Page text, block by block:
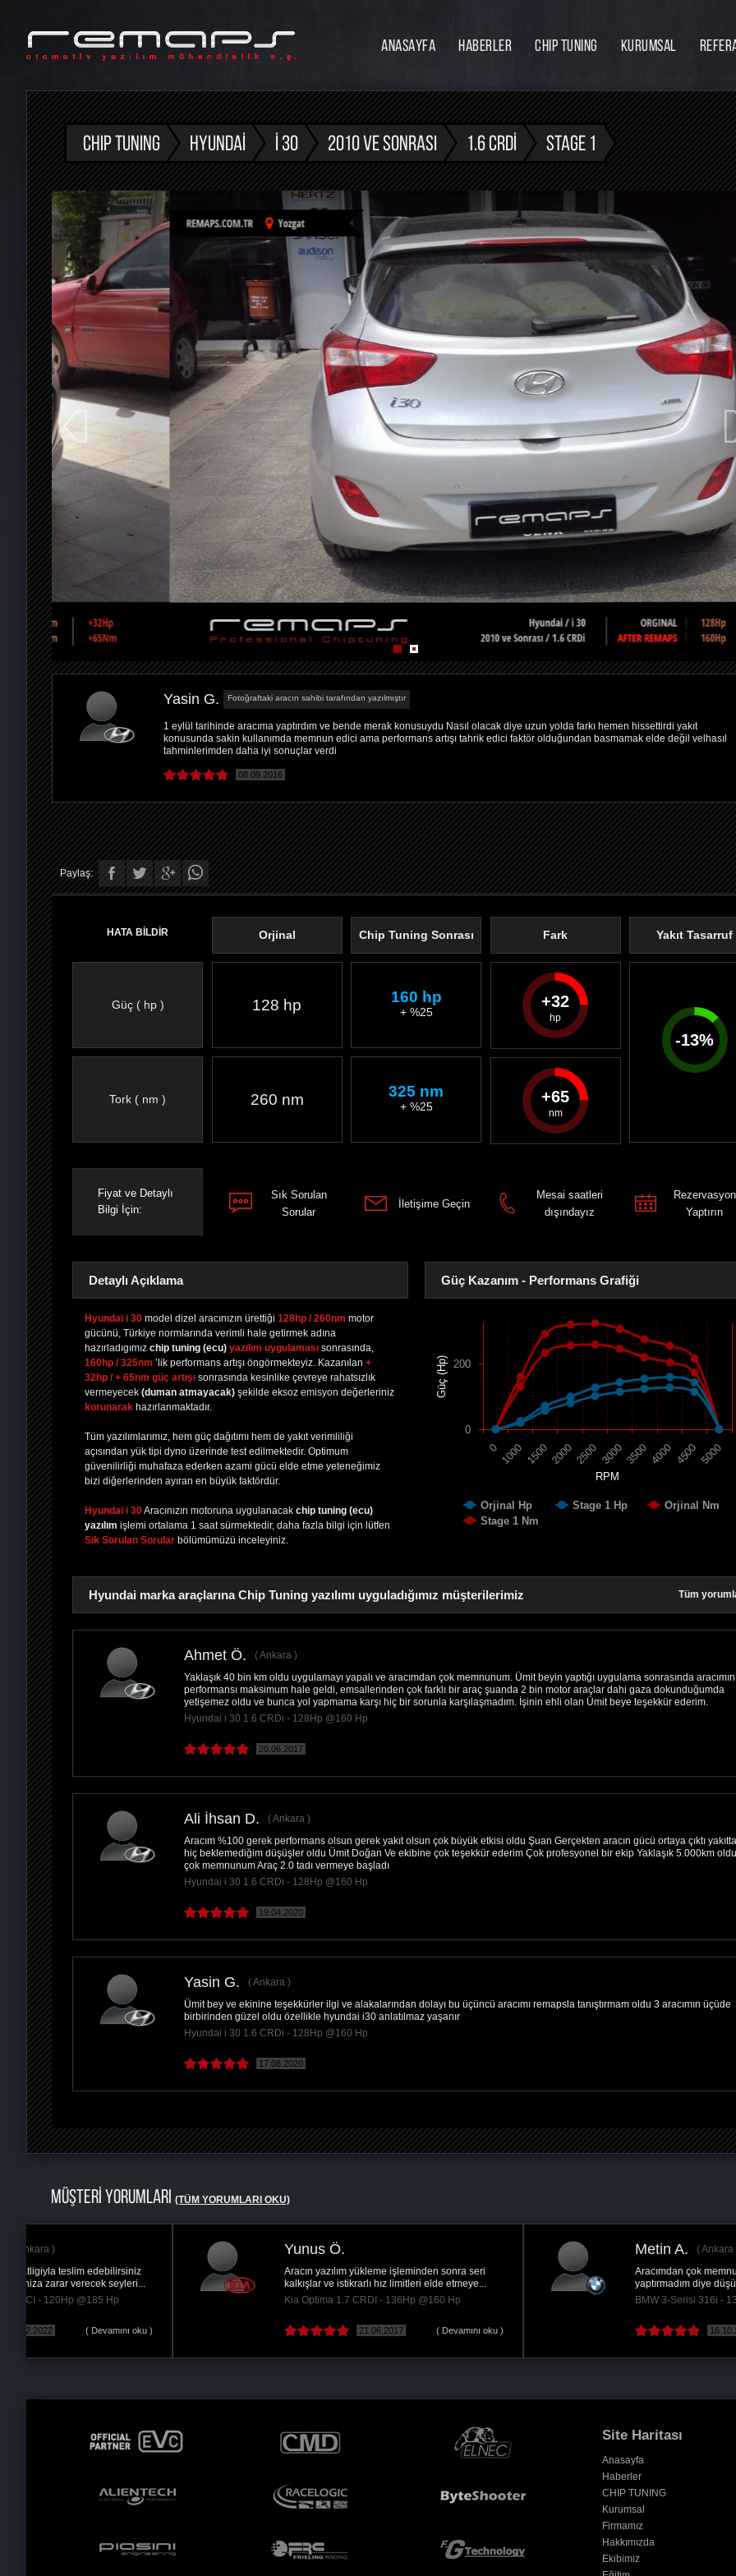
ANASAYFA HABERLER CHIP TUNING KURUMSAL
CHIP TUNING HYUNDAI I 30 2010 VE SONRASI 1.6 CRDI STAGE 1
Yasin G. Fotoğraftaki aracın sahibi tarafından yazılmıştır
1 eylül tarihinde aracıma yaptırdım ve bende merak konusuydu Nasıl olacak diye uzun yolda farkı hemen hissettirdi yakıt
konusunda sakin kullanımda memnun edici ama performans artışı tahrik edici faktör olduğundan basmamak elde değil velhasıl
tahminlerimden daha iyi sonuçlar verdi
08.09.2016
Paylaş:
PAYLAŞPAYLAŞPLUS'TA
PAYLAŞ
PAYLAŞ
HATA BİLDİR
Güç ( hp )
Tork ( nm )
Orjinal
128 hp
260 nm
Chip Tuning Sonrası
160 hp
+ %25
325 nm
+ %25
Fark
32
65
Yakıt Tasarruf
-13%
Fiyat ve Detaylı
Bilgi İçin:
Sık Sorulan
Sorular
İletişime Geçin
Mesai saatleri
dışındayız
Rezervasyon
Yaptırın
Detaylı Açıklama
Hyundai i 30 model dizel aracınızın ürettiği 128hp / 260nm motor
gücünü, Türkiye normlarında verimli hale getirmek adına
hazırladıgımız chip tuning (ecu) yazılım uygulaması sonrasında,
160hp / 325nm ’lik performans artışı öngörmekteyiz. Kazanılan +
32hp / + 65nm güç artışı sonrasında kesinlike çevreye rahatsızlık
vermeyecek (duman atmayacak) şekilde eksoz emisyon değerleriniz
korunarak hazırlanmaktadır.
Tüm yazılımlarımız, hem güç dağıtımı hem de yakıt verimliliği
açısından yük tipi dyno üzerinde test edilmektedir. Optimum
güvenilirliği muhafaza ederken azami gücü elde etme yeteneğimiz
bizi diğerlerinden ayıran en büyük faktördür.
Hyundai i 30Aracınızın motoruna uygulanacak chip tuning (ecu)
yazılım işlemi ortalama 1 saat sürmektedir, daha fazla bilgi için lütfen
Sık Sorulan Sorular bölümümüzü inceleyiniz.
Güç Kazanım - Performans Grafiği
RPM
Güç (Hp)
Orjinal Hp Stage 1 Hp
Orjinal Nm
Stage 1 Nm
0 1000 150020002500 30003500 4000 4500 5000
0
200
Hyundai marka araçlarına Chip Tuning yazılımı uyguladığımız müşterilerimiz Tüm
Ahmet Ö.
Ankara
Yaklaşık 40 bin km oldu uygulamayı yapalı ve aracımdan çok memnunum. Ümit beyin yaptığı uygulama sonrasında aracımın
performansı maksimum hale geldi, emsallerinden çok farklı bir araç şuanda 2 bin motor araçlar dahi gaza dokunduğumda
yetişemez oldu ve bunca yol yapmama karşı hiç bir sorunla karşılaşmadım. İşinin ehli olan Ümit beye teşekkür ederim.
Hyundai i 30 1.6 CRDi - 128Hp @160 Hp
20.06.2017
Ali İhsan D.
Ankara
Aracım %100 gerek performans olsun gerek yakıt olsun çok büyük etkisi oldu Şuan Gerçekten aracın gücü ortaya çıktı yakıtta
hiç beklemediğim düşüşler oldu Ümit Doğan Ve ekibine çok teşekkür ederim Çok profesyonel bir ekip Yaklaşık 5.000km oldu
çok memnunum Araç 2.0 tadı vermeye başladı
Hyundai i 30 1.6 CRDi - 128Hp @160 Hp
19.04.2020
Yasin G.
Ankara
Ümit bey ve ekinine teşekkürler ilgi ve alakalarından dolayı bu üçüncü aracımı remapsla tanıştırmam oldu 3 aracımın üçüde
birbirinden güzel oldu özellikle hyundai i30 anlatılmaz yaşanır
Hyundai i 30 1.6 CRDi - 128Hp @160 Hp
17.08.2020
MÜŞTERİ YORUMLARI (TÜM YORUMLARI OKU)
Aracın yazılım yükleme işleminden sonra seri
kalkışlar ve istikrarlı hız limitleri elde etmeye...
Kia Optima 1.7 CRDI - 136Hp @160 Hp
( Devamını oku )
Ankara
Aracımdan çok memnunum. Daha önce neden
yaptırmadım diye düşünmüo deilim...
BMW 3-Serisi 316i - 136Hp @220 Hp
( Devamını oku )
Site Haritası
Anasayfa
Haberler
CHIP TUNING
Kurumsal
Firmamız
Hakkımızda
Ekibimiz